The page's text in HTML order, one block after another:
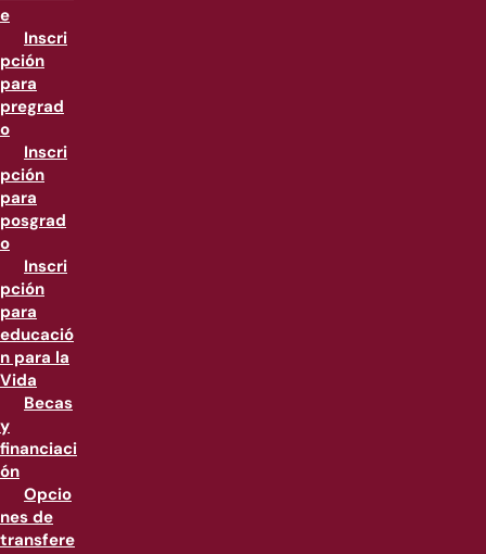
e
Inscri
pción
para
pregrad
o
Inscri
pción
para
posgrad
o
Inscri
pción
para
educació
n para la
Vida
Becas
y
financiaci
ón
Opcio
nes de
transfere